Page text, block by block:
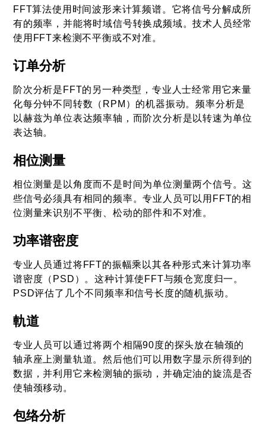
FFT算法使用时间波形来计算频谱。它将信号分解成所
有的频率，并能将时域信号转换成频域。技术人员经常
使用FFT来检测不平衡或不对准。
订单分析
阶次分析是FFT的另一种类型，专业人士经常用它来量
化每分钟不同转数（RPM）的机器振动。频率分析是
以赫兹为单位表达频率轴，而阶次分析是以转速为单位
表达轴。
相位测量
相位测量是以角度而不是时间为单位测量两个信号。这
些信号必须具有相同的频率。专业人员可以用FFT的相
位测量来识别不平衡、松动的部件和不对准。
功率谱密度
专业人员通过将FFT的振幅乘以其各种形式来计算功率
谱密度（PSD）。这种计算使FFT与频仓宽度归一。
PSD评估了几个不同频率和信号长度的随机振动。
軌道
专业人员可以通过将两个相隔90度的探头放在轴颈的
轴承座上测量轨道。然后他们可以用数字显示所得到的
数据，并利用它来检测轴的振动，并确定油的旋流是否
使轴颈移动。
包络分析